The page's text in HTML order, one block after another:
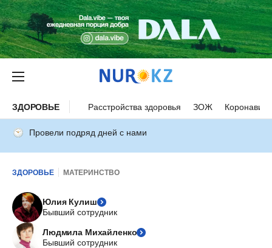
ЗДОРОВЬЕ Расстройства здоровья ЗОЖ
Провели подряд дней с нами
ЗДОРОВЬЕ МАТЕРИНСТВО
Юлия Кулиш
Бывший сотрудник
Людмила Михайленко
Бывший сотрудник